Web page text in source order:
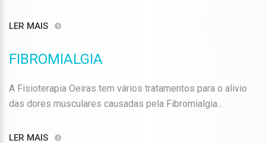
LER MAIS
FIBROMIALGIA
A Fisioterapia Oeiras tem vários tratamentos para o alivio
das dores musculares causadas pela Fibromialgia...
LER MAIS